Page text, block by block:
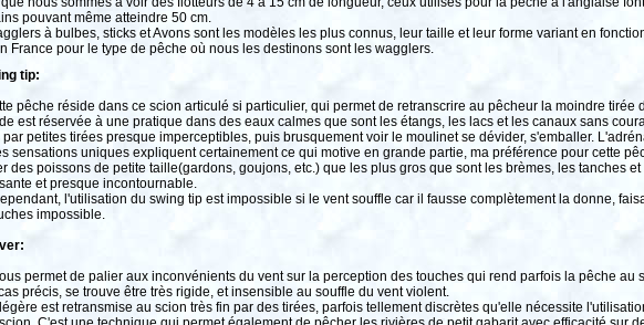
pouvant même atteindre 50 cm.
à bulbes, sticks et Avons sont les modèles les plus connus, leur taille et leur forme variant en
France pour le type de pêche où nous les destinons sont les wagglers.
tip:
pêche réside dans ce scion articulé si particulier, qui permet de retranscrire au pêcheur la moindre tirée
est réservée à une pratique dans des eaux calmes que sont les étangs, les lacs et les canaux sans
par petites tirées presque imperceptibles, puis brusquement voir le moulinet se dévider, s'emballer.
sensations uniques expliquent certainement ce qui motive en grande partie, ma préférence pour cette
des poissons de petite taille(gardons, goujons, etc.) que les plus gros que sont les brèmes, les tanches
et presque incontournable.
l'utilisation du swing tip est impossible si le vent souffle car il fausse complètement la donne,
impossible.
permet de palier aux inconvénients du vent sur la perception des touches qui rend parfois la pêche au
précis, se trouve être très rigide, et insensible au souffle du vent violent.
est retransmise au scion très fin par des tirées, parfois tellement discrètes qu'elle nécessite